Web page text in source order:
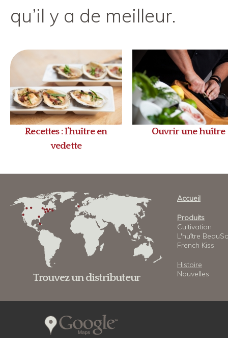
qu’il y a de meilleur.
Recettes : l’huître en
vedette
Ouvrir une huître
Trouvez un distributeur
Accueil
Produits
Cultivation
L'huître
French Kiss
Histoire
Nouvelles